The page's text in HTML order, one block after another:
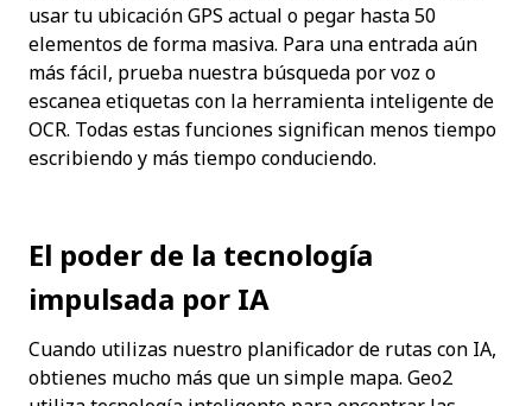
usar tu ubicación GPS actual o pegar hasta 50
elementos de forma masiva. Para una entrada aún
más fácil, prueba nuestra búsqueda por voz o
escanea etiquetas con la herramienta inteligente de
OCR. Todas estas funciones significan menos tiempo
escribiendo y más tiempo conduciendo.
El poder de la tecnología
impulsada por IA
Cuando utilizas nuestro planificador de rutas con IA,
obtienes mucho más que un simple mapa. Geo2